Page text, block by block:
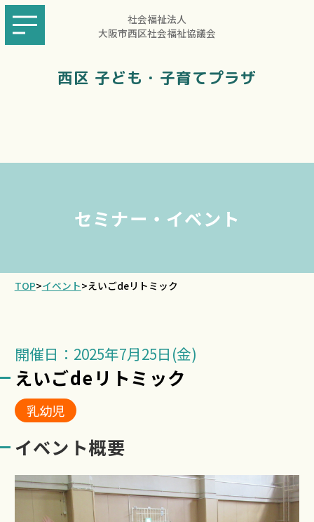
社会福祉法人
大阪市西区社会福祉協議会
西区 子ども・子育てプラザ
セミナー・イベント
TOP>イベント>えいごdeリトミック
開催日：2025年7月25日(金)
えいごdeリトミック
乳幼児
イベント概要